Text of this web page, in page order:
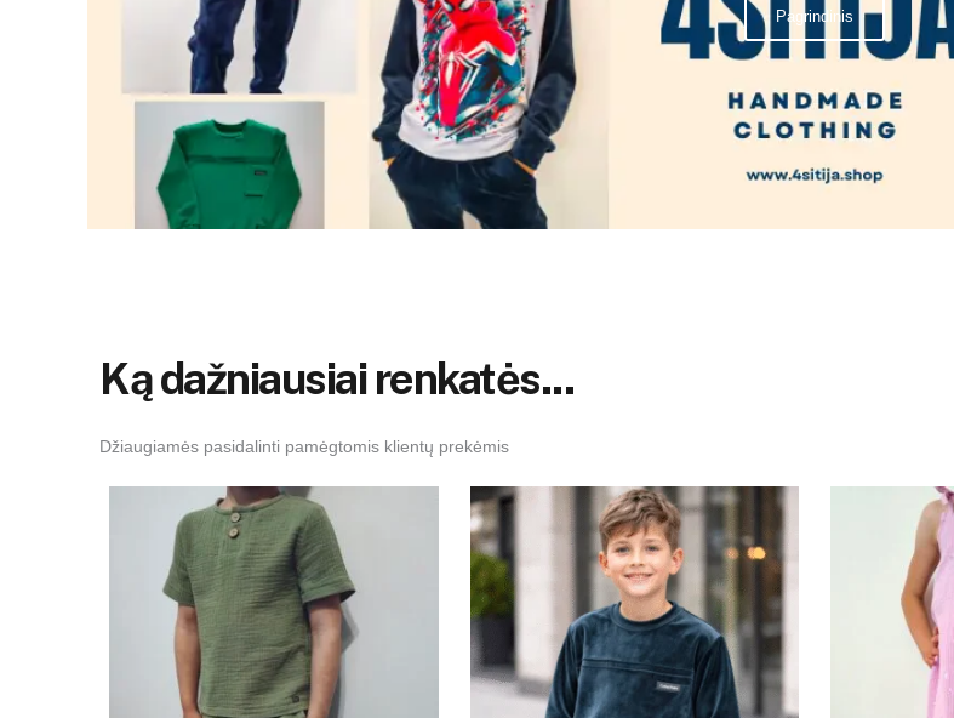
Pagrindinis
Ką dažniausiai renkatės...
Džiaugiamės pasidalinti pamėgtomis klientų prekėmis
Kaina
range:
€14.00
through
€17.00
Kaina
range:
€22.00
through
€25.00